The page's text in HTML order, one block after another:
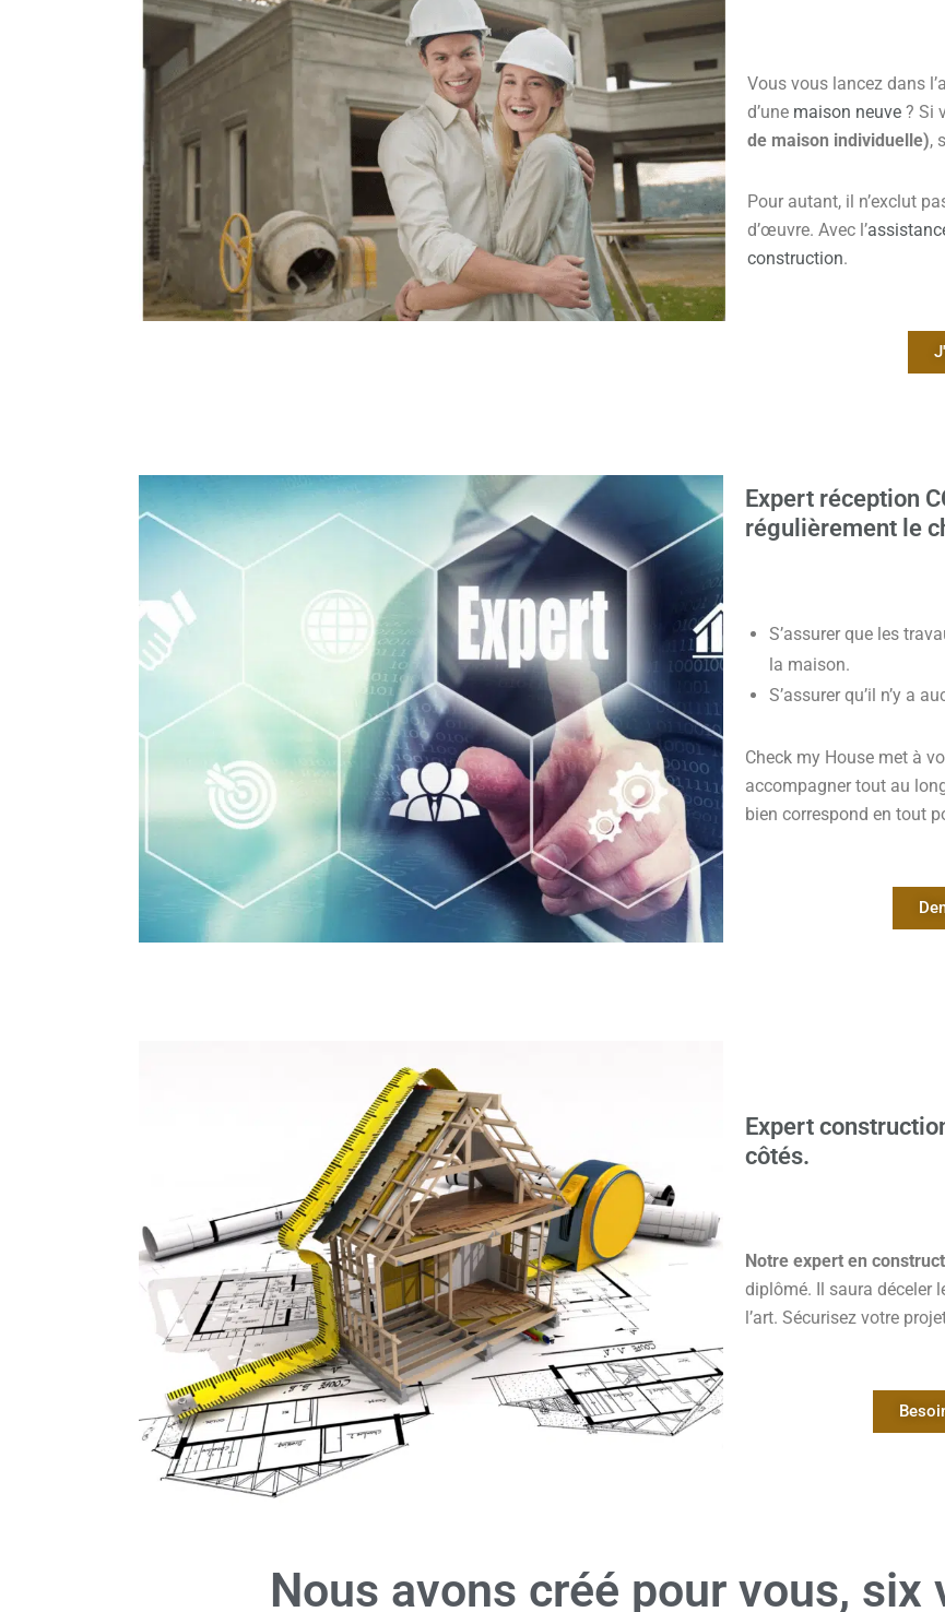
Vous vous lancez dans
d’une maison neuve? Si
de maison individuelle),
Pour autant, il n’exclut
d’œuvre. Avec l’
construction.
Expert réception
régulièrement le
S’assurer que les
la maison.
S’assurer qu’il n’y a
Check my House met à
accompagner tout au
bien correspond en tout
Expert
côtés.
Notre expert en
diplômé. Il saura déceler
l’art. Sécurisez votre
Nous avons créé pour vous, six